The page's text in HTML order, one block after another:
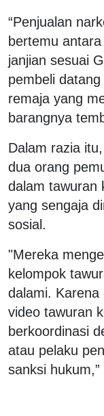
“Penjualan
bertemu
janjian sesuai
pembeli
remaja yang
barangnya
Dalam razia
dua orang
dalam tawuran
yang sengaja
sosial.
"Mereka
kelompok
dalami.
video tawuran
berkoordinasi
atau pelaku
sanksi hukum,”